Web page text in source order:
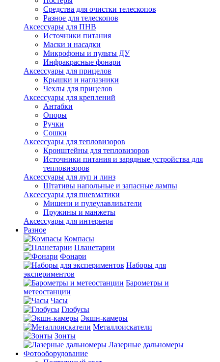
Средства для очистки телескопов
Разное для телескопов
Аксессуары для ПНВ
Источники питания
Маски и насадки
Микрофоны и пульты ДУ
Инфракрасные фонари
Аксессуары для прицелов
Крышки и наглазники
Чехлы для прицелов
Аксессуары для креплений
Антабки
Опоры
Ручки
Сошки
Аксессуары для тепловизоров
Кронштейны для тепловизоров
Источники питания и зарядные устройства для
тепловизоров
Аксессуары для луп и линз
Штативы напольные и запасные лампы
Аксессуары для пневматики
Мишени и пулеулавливатели
Пружины и манжеты
Аксессуары для интерьера
Разное
Компасы
Планетарии
Фонари
Наборы для
экспериментов
Барометры и
метеостанции
Часы
Глобусы
Экшн-камеры
Металлоискатели
Зонты
Лазерные дальномеры
Фотооборудование